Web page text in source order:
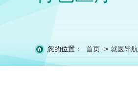
您的位置： 首页 > 就医导航